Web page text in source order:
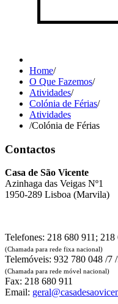
Home/
O Que Fazemos/
Atividades/
Colónia de Férias/
Atividades
/Colónia de Férias
Contactos
Casa de São Vicente
Azinhaga das Veigas Nº1
1950-289 Lisboa (Marvila)
Telefones: 218 680 911;
(Chamada para rede fixa nacional)
Telemóveis: 932 780 048 /7
(Chamada para rede móvel nacional)
Fax: 218 680 911
Email: